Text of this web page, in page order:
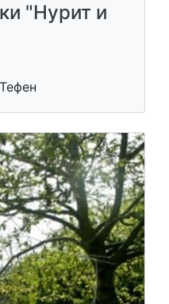
"Нурит и